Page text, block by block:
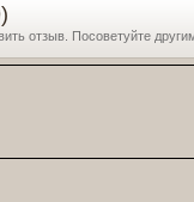
отзыв. Посоветуйте